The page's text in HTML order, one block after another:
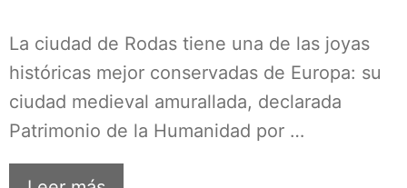
La ciudad de Rodas tiene una de las joyas
históricas mejor conservadas de Europa: su
ciudad medieval amurallada, declarada
Patrimonio de la Humanidad por …